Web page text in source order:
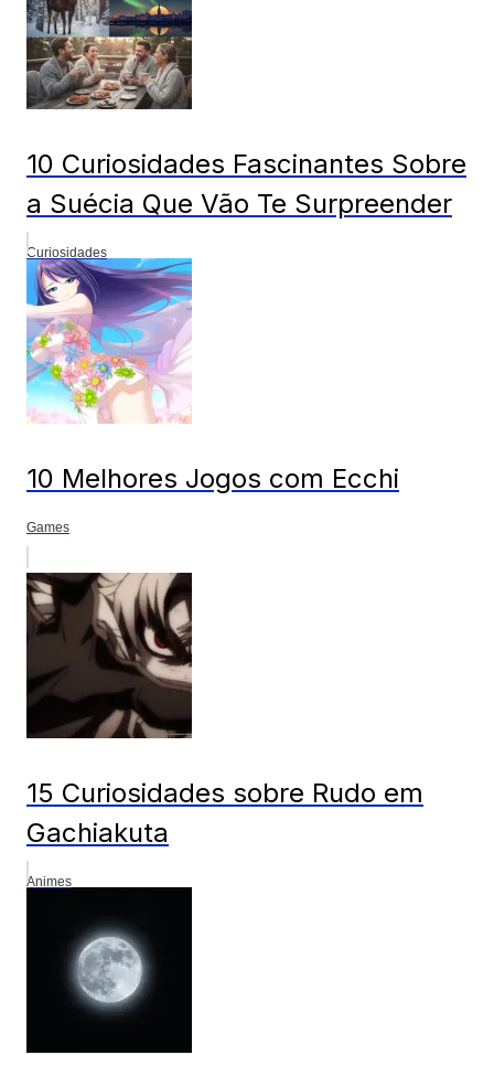
10 Curiosidades Fascinantes Sobre
a Suécia Que Vão Te Surpreender
Curiosidades
10 Melhores Jogos com Ecchi
Games
15 Curiosidades sobre Rudo em
Gachiakuta
Animes